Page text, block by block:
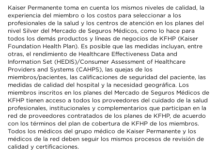
Kaiser Permanente toma en cuenta los mismos niveles de calidad, la
experiencia del miembro o los costos para seleccionar a los
profesionales de la salud y los centros de atención en los planes del
nivel Silver del Mercado de Seguros Médicos, como lo hace para
todos los demás productos y líneas de negocios de KFHP (Kaiser
Foundation Health Plan). Es posible que las medidas incluyan, entre
otras, el rendimiento de Healthcare Effectiveness Data and
Information Set (HEDIS)/Consumer Assessment of Healthcare
Providers and Systems (CAHPS), las quejas de los
miembros/pacientes, las calificaciones de seguridad del paciente, las
medidas de calidad del hospital y la necesidad geográfica. Los
miembros inscritos en los planes del Mercado de Seguros Médicos de
KFHP tienen acceso a todos los proveedores del cuidado de la salud
profesionales, institucionales y complementarios que participan en la
red de proveedores contratados de los planes de KFHP, de acuerdo
con los términos del plan de cobertura de KFHP de los miembros.
Todos los médicos del grupo médico de Kaiser Permanente y los
médicos de la red deben seguir los mismos procesos de revisión de
calidad y certificaciones.